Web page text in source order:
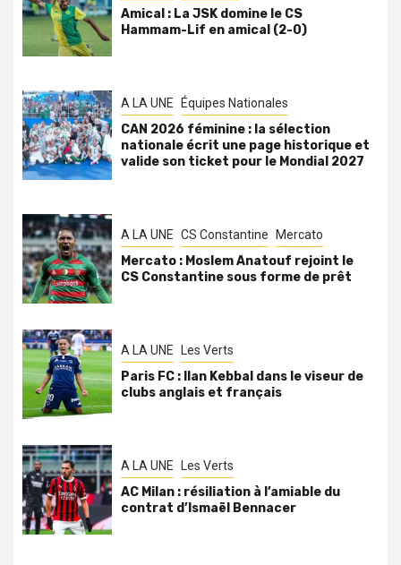
Amical : La JSK domine le CS
Hammam-Lif en amical (2-0)
A LA UNE Équipes Nationales
CAN 2026 féminine : la sélection
nationale écrit une page historique et
valide son ticket pour le Mondial 2027
A LA UNE CS Constantine Mercato
Mercato : Moslem Anatouf rejoint le
CS Constantine sous forme de prêt
A LA UNE Les Verts
Paris FC : Ilan Kebbal dans le viseur de
clubs anglais et français
A LA UNE Les Verts
AC Milan : résiliation à l’amiable du
contrat d’Ismaël Bennacer